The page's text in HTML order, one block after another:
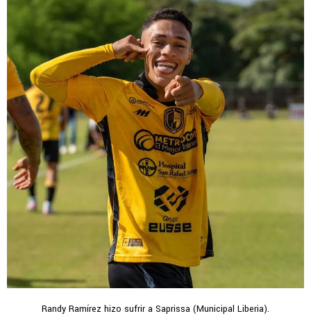
Randy Ramírez hizo sufrir a Saprissa (Municipal Liberia).